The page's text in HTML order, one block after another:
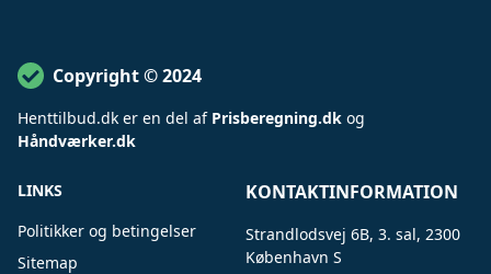
Copyright © 2024
Henttilbud.dk er en del af Prisberegning.dk og
Håndværker.dk
LINKS
Politikker og betingelser
Sitemap
KONTAKTINFORMATION
Strandlodsvej 6B, 3. sal, 2300
København S